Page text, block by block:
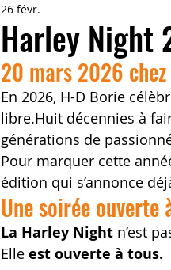
Harley Night
26 févr.
20 mars 2026
En 2026, H-D Borie
libre.Huit décennies à
générations de
Pour marquer cette
édition qui s’annonce
Une soirée ouverte
La Harley Night n’est
Elle est ouverte à tous.